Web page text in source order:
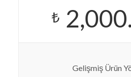
₺
Gelişmiş Ürün